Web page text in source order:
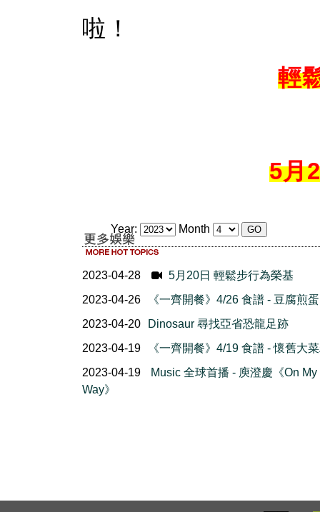
啦！
輕
5月
Year: Month
2023-04-28
5月20日 輕鬆步行為榮基
2023-04-26
《一齊開餐》4/26 食譜 - 豆腐煎蛋
2023-04-20
Dinosaur 尋找亞省恐龍足跡
2023-04-19
《一齊開餐》4/19 食譜 - 懷舊大
2023-04-19
Music 全球首播 - 庾澄慶《On My
Way》